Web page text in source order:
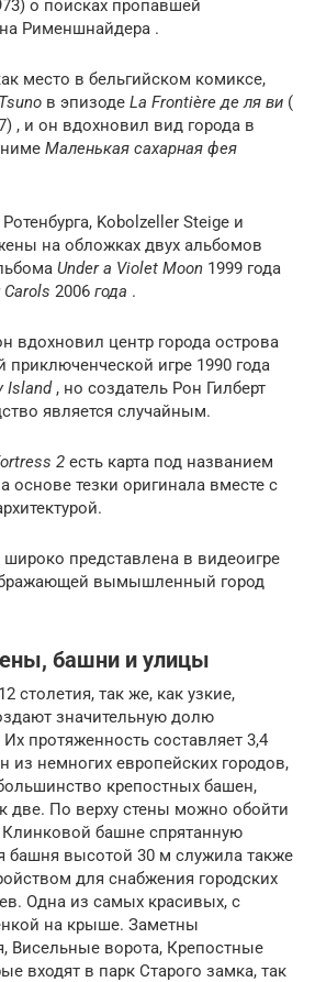
о поисках пропавшей
Рименшнайдера .
место в бельгийском комиксе,
в эпизоде La Frontière де ля ви (
, и он вдохновил вид города в
Маленькая сахарная фея
Kobolzeller Steige и
на обложках двух альбомов
Under a Violet Moon 1999 года
2006 года .
вдохновил центр города острова
приключенческой игре 1990 года
Island, но создатель Рон Гилберт
является случайным.
2 есть карта под названием
основе тезки оригинала вместе с
представлена ​​в видеоигре
вымышленный город
башни и улицы
столетия, так же, как узкие,
значительную долю
протяженность составляет 3,4
из немногих европейских городов,
крепостных башен,
две. По верху стены можно обойти
Клинковой башне спрятанную
башня высотой 30 м служила также
для снабжения городских
Одна из самых красивых, с
на крыше. Заметны
Висельные ворота, Крепостные
входят в парк Старого замка, так